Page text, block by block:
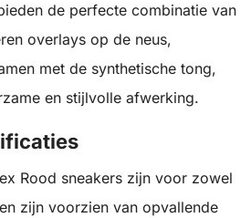
de perfecte combinatie van
overlays op de neus,
met de synthetische tong,
en stijlvolle afwerking.
Rood sneakers zijn voor zowel
zijn voorzien van opvallende